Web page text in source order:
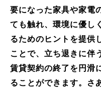
要になった家具や家電
ても触れ、環境に優し
るためのヒントを提供
ことで、立ち退きに伴
賃貸契約の終了を円滑
ることができます。さ